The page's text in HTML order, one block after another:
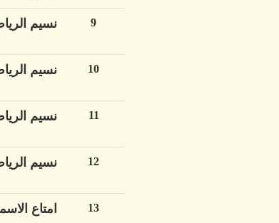
نسیم 9
نسیم 10
نسیم 11
نسیم 12
امتاع 13